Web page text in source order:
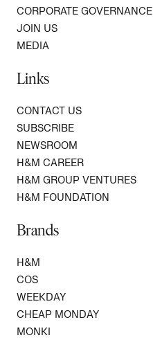
CORPORATE GOVERNANCE
JOIN US
MEDIA
Links
CONTACT US
SUBSCRIBE
NEWSROOM
H&M CAREER
H&M GROUP VENTURES
H&M FOUNDATION
Brands
H&M
COS
WEEKDAY
CHEAP MONDAY
MONKI